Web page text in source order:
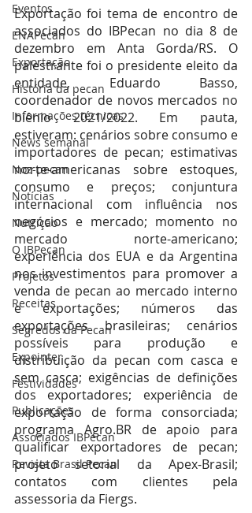
Eventos
ENAPecan
Exportação
História da pecan
Informações técnicas
News semanal
Noz-pecan
Notícias
Nutrição
O IBPecan
Projetos
Receitas
Segredos da Pecan
Expointer
Festividades
Publicações
Associados IBPecan
Revista Brasil Pecan
Exportação foi tema de encontro de
associados do IBPecan no dia 8 de
dezembro em Anta Gorda/RS. O
palestrante foi o presidente eleito da
entidade, Eduardo Basso,
coordenador de novos mercados no
biênio 2021/2022. Em pauta,
estiveram: cenários sobre consumo e
importadores de pecan; estimativas
norte-americanas sobre estoques,
consumo e preços; conjuntura
internacional com influência nos
negócios e mercado; momento no
mercado norte-americano;
experiência dos EUA e da Argentina
nos investimentos para promover a
venda de pecan ao mercado interno
e exportações; números das
exportações brasileiras; cenários
possíveis para produção e
distribuição da pecan com casca e
sem casca; exigências de definições
dos exportadores; experiência de
exportação de forma consorciada;
programa Agro.BR de apoio para
qualificar exportadores de pecan;
projeto setorial da Apex-Brasil;
contatos com clientes pela
assessoria da Fiergs.